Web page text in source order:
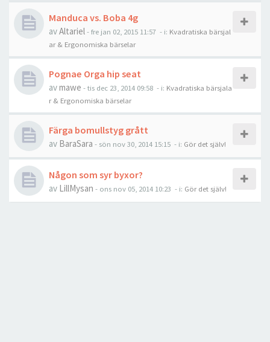
Manduca vs. Boba 4g
avAltariel-fre jan 02, 2015 11:57 - i: Kvadratiska bärsjal
ar & Ergonomiska bärselar
Pognae Orga hip seat
avmawe -tis dec 23, 2014 09:58 - i: Kvadratiska bärsjala
r & Ergonomiska bärselar
Färga bomullstyg grått
av BaraSara - sön nov 30, 2014 15:15 - i: Gör det själv!
Någon som syr byxor?
av LillMysan - ons nov 05, 2014 10:23 - i: Gör det själv!